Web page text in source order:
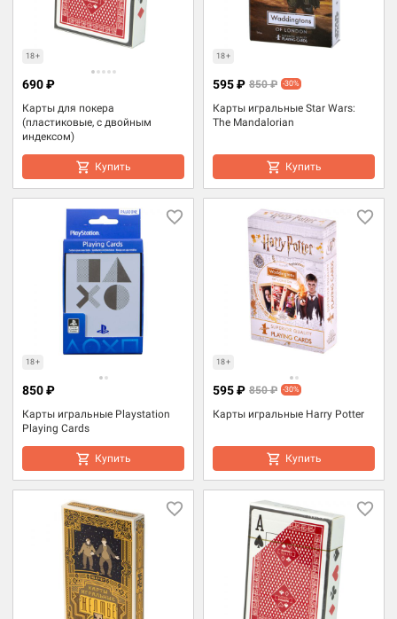
18+
Карты для покера
(пластиковые, с двойным
индексом)
690 ₽
Купить
18+
Карты игральные Star Wars:
The Mandalorian
595 ₽ 850 ₽ -30%
Купить
18+
Карты игральные Playstation
Playing Cards
850 ₽
Купить
18+
Карты игральные Harry Potter
595 ₽ 850 ₽ -30%
Купить